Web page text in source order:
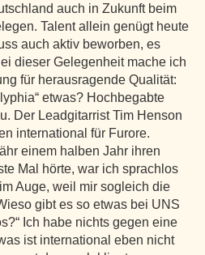
auch in Zukunft beim
Talent allein genügt heute
auch aktiv beworben, es
dieser Gelegenheit mache ich
für herausragende Qualität:
etwas? Hochbegabte
Der Leadgitarrist Tim Henson
international für Furore.
einem halben Jahr ihren
Mal hörte, war ich sprachlos
Auge, weil mir sogleich die
gibt es so etwas bei UNS
Ich habe nichts gegen eine
ist international eben nicht